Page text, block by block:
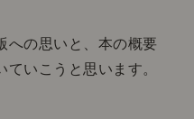
への思いと、本の概要
いこうと思います。